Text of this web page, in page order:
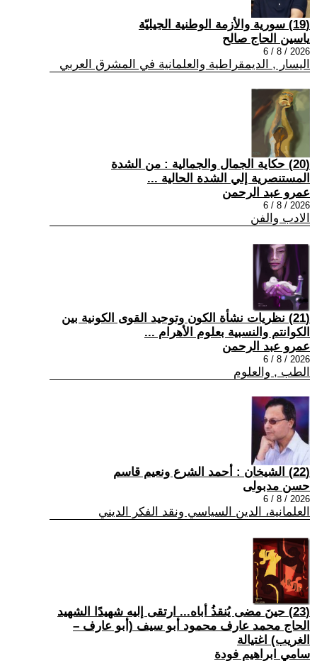
(19) سورية والأزمة الوطنية الجيليّة
ياسين الحاج صالح
2026 / 8 / 6
اليسار , الديمقراطية والعلمانية في المشرق العربي
(20) حكاية الجمال والجمالية : من الشدة
المستنصرية إلي الشدة الحالية ...
عمرو عبد الرحمن
2026 / 8 / 6
الادب والفن
(21) نظريات نشأة الكون وتوحيد القوى الكونية بين
الكوانتم والنسبية بعلوم الأهرام ...
عمرو عبد الرحمن
2026 / 8 / 6
الطب , والعلوم
(22) الشيخان : أحمد الشرع ونعيم قاسم
حسن مدبولى
2026 / 8 / 6
العلمانية، الدين السياسي ونقد الفكر الديني
(23) حينَ مضى يُنقذُ أباه... ارتقى إليه شهيدًا الشهيد
الحاج محمد عارف محمود أبو سيف (أبو عارف –
الغريب) اغتيالة
سامي ابراهيم فودة